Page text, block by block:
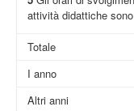
attività didattiche
Totale
I anno
Altri anni